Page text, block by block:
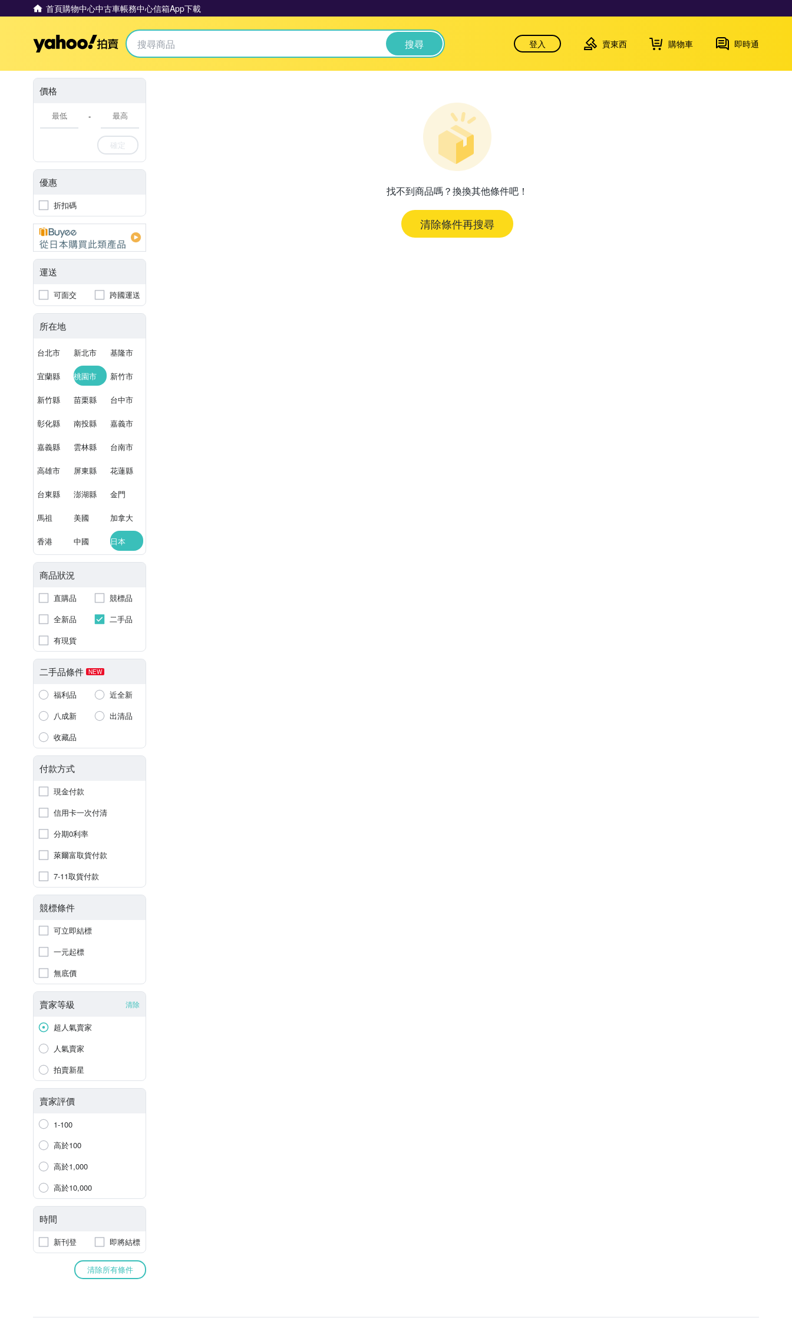
首頁購物中心中古車帳務中心信箱App下載
Yahoo拍賣 搜尋 登入 賣東西 購物車 即時通
價格
-
確定
優惠
折扣碼
運送
可面交 跨國運送
所在地
台北市 新北市 基隆市
宜蘭縣 桃園市 新竹市
新竹縣 苗栗縣 台中市
彰化縣 南投縣 嘉義市
嘉義縣 雲林縣 台南市
高雄市 屏東縣 花蓮縣
台東縣 澎湖縣 金門
馬祖 美國 加拿大
香港 中國 日本
商品狀況
直購品
競標品
全新品
二手品
有現貨
二手品條件 NEW
福利品
近全新
八成新
出清品
收藏品
付款方式
現金付款
信用卡一次付清
分期0利率
萊爾富取貨付款
7-11取貨付款
競標條件
可立即結標
一元起標
無底價
賣家等級 清除
超人氣賣家
人氣賣家
拍賣新星
賣家評價
1-100
高於100
高於1,000
高於10,000
時間
新刊登 即將結標
清除所有條件
找不到商品嗎？換換其他條件吧！
清除條件再搜尋